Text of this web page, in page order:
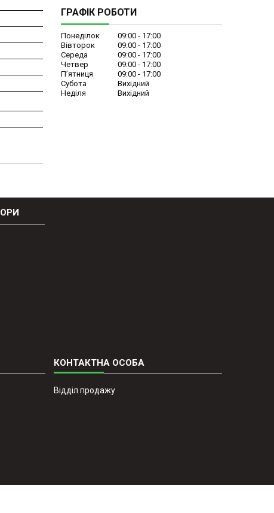
ГРАФІК РОБОТИ
Понеділок 09:00
17:00
Вівторок
09:00
17:00
Середа
09:00
17:00
Четвер
09:00
17:00
Пʼятниця
09:00
17:00
Субота
Вихідний
Неділя
Вихідний
Відділ продажу